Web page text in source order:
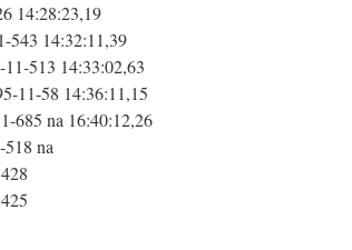
14:28:23,19
543 14:32:11,39
513 14:33:02,63
11-58 14:36:11,15
685 na 16:40:12,26
na